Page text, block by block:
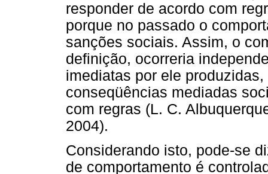
responder de acordo com
porque no passado o
sanções sociais. Assim, o
definição, ocorreria
imediatas por ele
conseqüências mediadas
com regras (L. C.
2004).
Considerando isto, pode-se
de comportamento é